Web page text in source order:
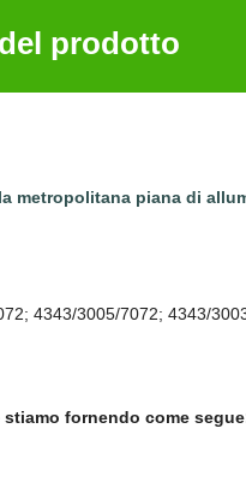
prodotto
metropolitana piana di
4343/3005/7072; 4343/
fornendo come